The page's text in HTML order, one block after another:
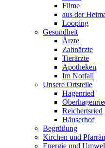
Filme
aus der
Looping
Gesundheit
Ärzte
Zahnärzte
Tierärzte
Apotheken
Im Notfall
Unsere Ortsteile
Hagenried
Reichertsried
Häuserhof
Begrüßung
Kirchen und
Energie und